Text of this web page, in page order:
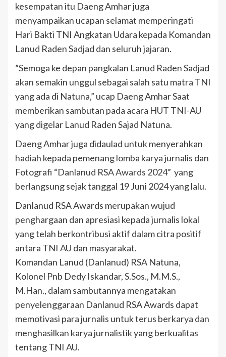
kesempatan itu Daeng Amhar juga
menyampaikan ucapan selamat memperingati
Hari Bakti TNI Angkatan Udara kepada Komandan
Lanud Raden Sadjad dan seluruh jajaran.
”Semoga ke depan pangkalan Lanud Raden Sadjad
akan semakin unggul sebagai salah satu matra TNI
yang ada di Natuna,” ucap Daeng Amhar Saat
memberikan sambutan pada acara HUT TNI-AU
yang digelar Lanud Raden Sajad Natuna.
Daeng Amhar juga didaulad untuk menyerahkan
hadiah kepada pemenang lomba karya jurnalis dan
Fotografi “Danlanud RSA Awards 2024” yang
berlangsung sejak tanggal 19 Juni 2024 yang lalu.
Danlanud RSA Awards merupakan wujud
penghargaan dan apresiasi kepada jurnalis lokal
yang telah berkontribusi aktif dalam citra positif
antara TNI AU dan masyarakat.
Komandan Lanud (Danlanud) RSA Natuna,
Kolonel Pnb Dedy Iskandar, S.Sos., M.M.S.,
M.Han., dalam sambutannya mengatakan
penyelenggaraan Danlanud RSA Awards dapat
memotivasi para jurnalis untuk terus berkarya dan
menghasilkan karya jurnalistik yang berkualitas
tentang TNI AU.